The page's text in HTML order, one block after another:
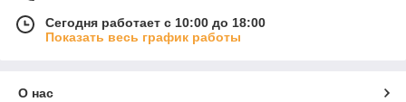
Сегодня работает с 10:00 до 18:00
Показать весь график работы
О нас